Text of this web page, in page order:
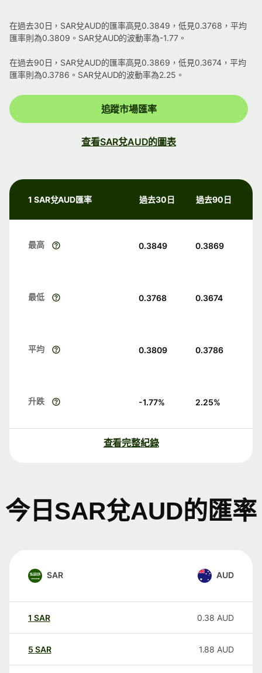
在過去30日，SAR兌AUD的匯率高見0.3849，低見0.3768，平均
匯率則為0.3809。SAR兌AUD的波動率為-1.77。
在過去90日，SAR兌AUD的匯率高見0.3869，低見0.3674，平均
匯率則為0.3786。SAR兌AUD的波動率為2.25。
追蹤市場匯率
查看SAR兌AUD的圖表
1 SAR兌AUD匯率 過去30日 過去90日
最高 0.3849 0.3869
最低 0.3768 0.3674
平均 0.3809 0.3786
升跌 -1.77% 2.25%
查看完整紀錄
今日SAR兌AUD的匯率
SAR AUD
1 SAR 0.38 AUD
5 SAR 1.88 AUD